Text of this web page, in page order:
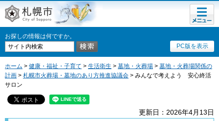
札幌市
お探しの情報は何ですか。
PC版を表示
メニュ
ー
ホーム > 健康・福祉・子育て > 生活衛生 > 墓地・火葬場 > 墓地・火葬場関係の
計画 > 札幌市火葬場・墓地のあり方推進協議会 > みんなで考えよう 安心終活
サロン
更新日：2026年4月13日